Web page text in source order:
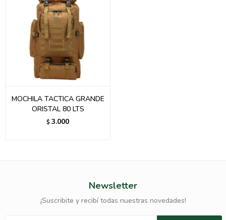
MOCHILA TACTICA GRANDE
ORISTAL 80 LTS
$ 3.000
Newsletter
¡Suscribite y recibí todas nuestras novedades!